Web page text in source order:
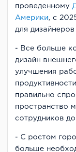
проведенному
Америки , с
для дизайнеров
- Все больше
дизайн
улучшения
правильно
пространство
сотрудников до
- С ростом
больше